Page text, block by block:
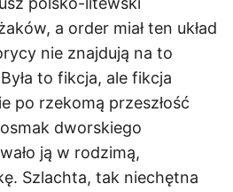
a order miał ten układ
nie znajdują na to
to fikcja, ale fikcja
po rzekomą przeszłość
dworskiego
ją w rodzimą,
Szlachta, tak niechętna